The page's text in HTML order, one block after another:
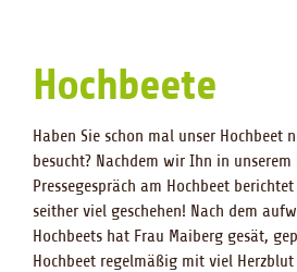
Hochbeete
Haben Sie schon mal unser Hochbeet
besucht? Nachdem wir Ihn in
Pressegespräch am Hochbeet
seither viel geschehen! Nach dem
Hochbeets hat Frau Maiberg gesät,
Hochbeet regelmäßig mit viel